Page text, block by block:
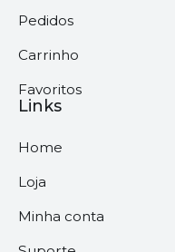
Pedidos
Carrinho
Favoritos
Links
Home
Loja
Minha conta